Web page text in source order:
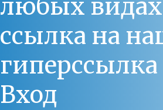
любых
ссылка на
Вход